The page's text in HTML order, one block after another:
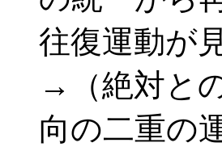
往復運動が
→（絶対と
向の二重の